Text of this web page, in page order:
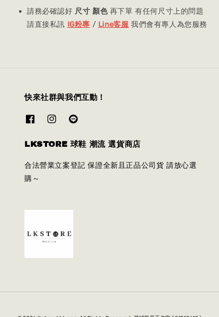
請務必確認好 尺寸 顏色再下單 有任何尺寸上的問題
請直接私訊 IG粉專 / Line客服 我們會有專人為您服務
快來社群與我們互動！
LKSTORE 球鞋 潮流 選貨商店
合法營業立案登記 保證全新且正品公司貨 請放心選
購～